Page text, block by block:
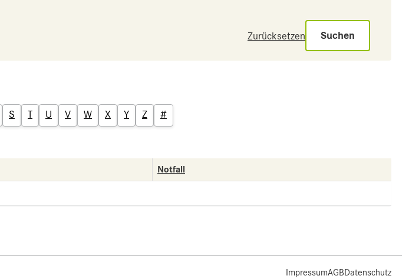
Zurücksetzen Suchen
S T U V W X Y Z #
Notfall
ImpressumAGBDatenschutz